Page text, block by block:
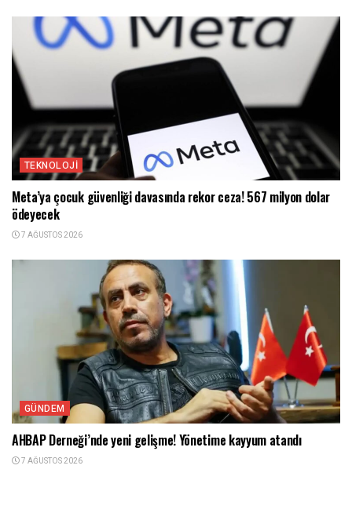
TEKNOLOJI
Meta’ya çocuk güvenliği davasında rekor ceza! 567 milyon dolar
ödeyecek
7 AĞUSTOS 2026
GÜNDEM
AHBAP Derneği’nde yeni gelişme! Yönetime kayyum atandı
7 AĞUSTOS 2026